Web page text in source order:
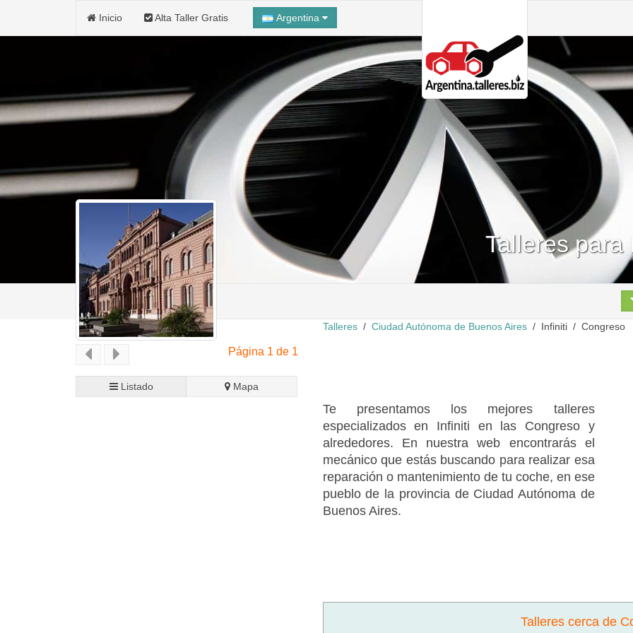
Inicio Alta Taller Gratis Argentina
Talleres para
Página 1 de 1
Listado Mapa
Talleres Ciudad Autónoma de Buenos Aires Infiniti Congreso
Te presentamos los mejores talleres
especializados en Infiniti en las Congreso y
alrededores. En nuestra web encontrarás el
mecánico que estás buscando para realizar esa
reparación o mantenimiento de tu coche, en ese
pueblo de la provincia de Ciudad Autónoma de
Buenos Aires.
Talleres cerca de